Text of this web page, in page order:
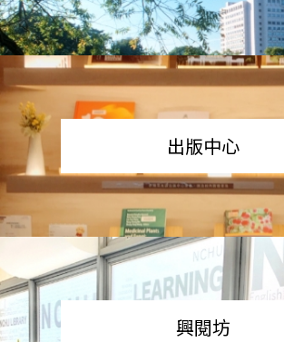
出版中心
興閱坊